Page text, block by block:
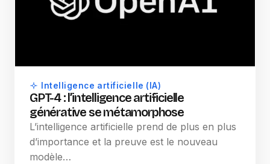
Intelligence artificielle (IA)
GPT-4 : l’intelligence artificielle
générative se métamorphose
L’intelligence artificielle prend de plus en plus
d’importance et la preuve est le nouveau
modèle…